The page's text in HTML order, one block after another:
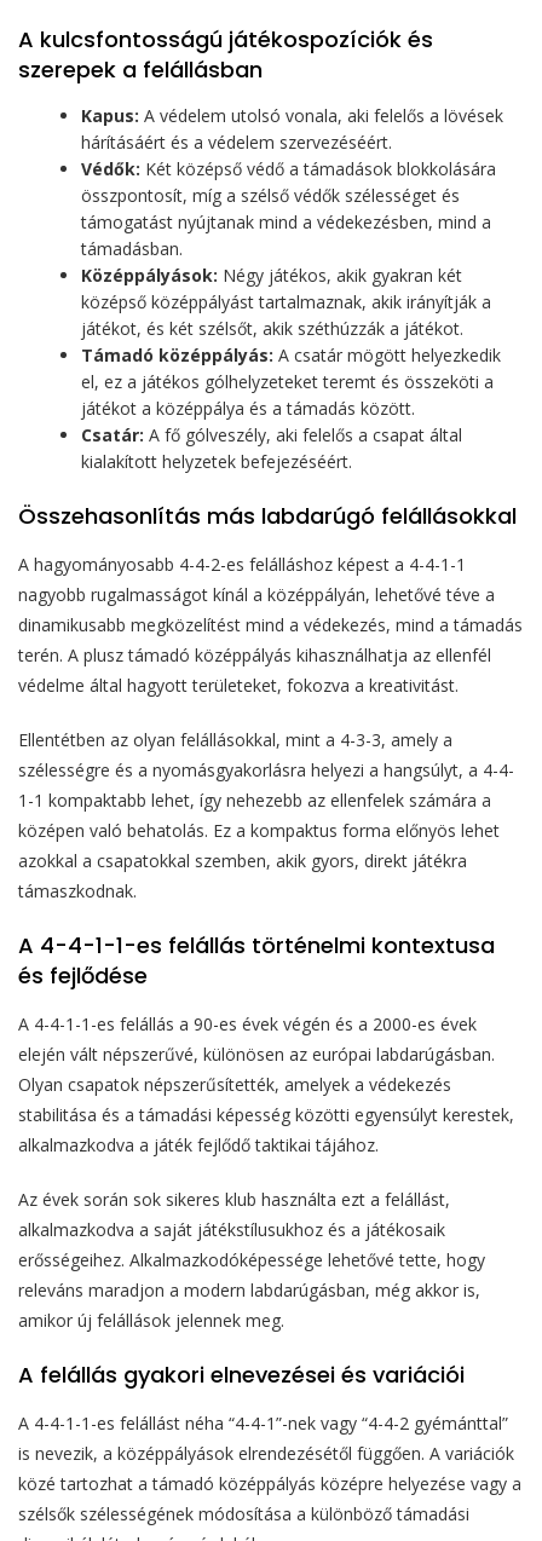
A kulcsfontosságú játékospozíciók és
szerepek a felállásban
Kapus: A védelem utolsó vonala, aki felelős a lövések
hárításáért és a védelem szervezéséért.
Védők: Két középső védő a támadások blokkolására
összpontosít, míg a szélső védők szélességet és
támogatást nyújtanak mind a védekezésben, mind a
támadásban.
Középpályások: Négy játékos, akik gyakran két
középső középpályást tartalmaznak, akik irányítják a
játékot, és két szélsőt, akik széthúzzák a játékot.
Támadó középpályás: A csatár mögött helyezkedik
el, ez a játékos gólhelyzeteket teremt és összeköti a
játékot a középpálya és a támadás között.
Csatár: A fő gólveszély, aki felelős a csapat által
kialakított helyzetek befejezéséért.
Összehasonlítás más labdarúgó felállásokkal
A hagyományosabb 4-4-2-es felálláshoz képest a 4-4-1-1
nagyobb rugalmasságot kínál a középpályán, lehetővé téve a
dinamikusabb megközelítést mind a védekezés, mind a támadás
terén. A plusz támadó középpályás kihasználhatja az ellenfél
védelme által hagyott területeket, fokozva a kreativitást.
Ellentétben az olyan felállásokkal, mint a 4-3-3, amely a
szélességre és a nyomásgyakorlásra helyezi a hangsúlyt, a 4-4-
1-1 kompaktabb lehet, így nehezebb az ellenfelek számára a
középen való behatolás. Ez a kompaktus forma előnyös lehet
azokkal a csapatokkal szemben, akik gyors, direkt játékra
támaszkodnak.
A 4-4-1-1-es felállás történelmi kontextusa
és fejlődése
A 4-4-1-1-es felállás a 90-es évek végén és a 2000-es évek
elején vált népszerűvé, különösen az európai labdarúgásban.
Olyan csapatok népszerűsítették, amelyek a védekezés
stabilitása és a támadási képesség közötti egyensúlyt kerestek,
alkalmazkodva a játék fejlődő taktikai tájához.
Az évek során sok sikeres klub használta ezt a felállást,
alkalmazkodva a saját játékstílusukhoz és a játékosaik
erősségeihez. Alkalmazkodóképessége lehetővé tette, hogy
releváns maradjon a modern labdarúgásban, még akkor is,
amikor új felállások jelennek meg.
A felállás gyakori elnevezései és variációi
A 4-4-1-1-es felállást néha “4-4-1”-nek vagy “4-4-2 gyémánttal”
is nevezik, a középpályások elrendezésétől függően. A variációk
közé tartozhat a támadó középpályás középre helyezése vagy a
szélsők szélességének módosítása a különböző támadási